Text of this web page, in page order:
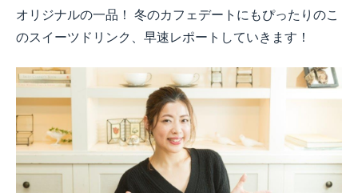
オリジナルの一品！ 冬のカフェデートにもぴったりのこ
のスイーツドリンク、早速レポートしていきます！